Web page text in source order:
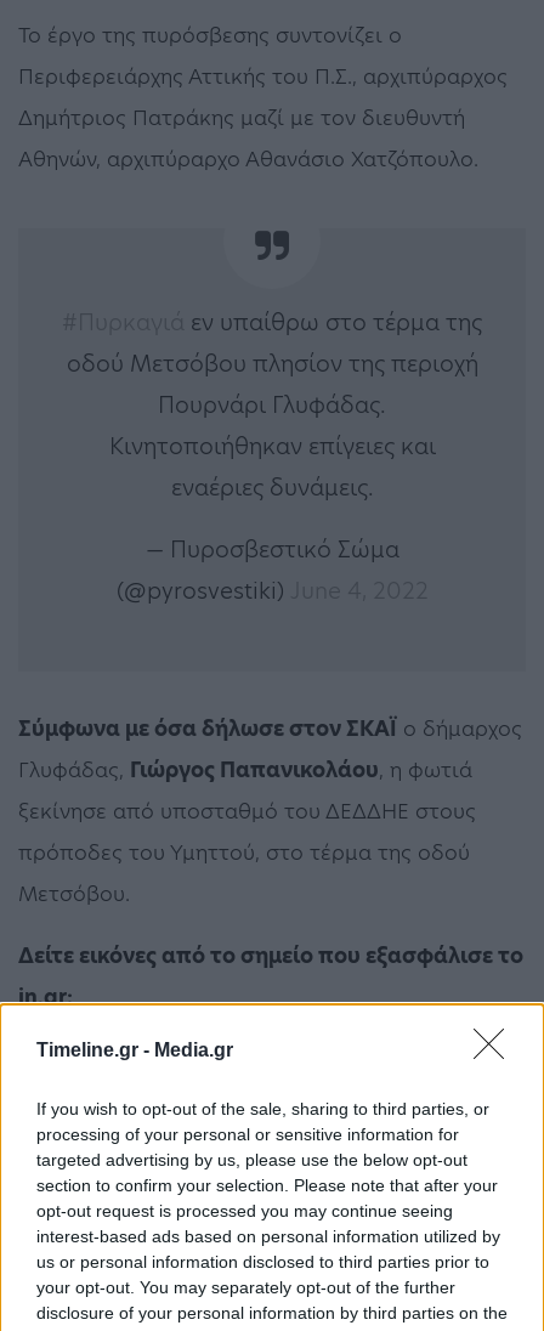
Timeline.gr - Media.gr
If you wish to opt-out of the sale, sharing to third parties, or
processing of your personal or sensitive information for
targeted advertising by us, please use the below opt-out
section to confirm your selection. Please note that after your
opt-out request is processed you may continue seeing
interest-based ads based on personal information utilized by
us or personal information disclosed to third parties prior to
your opt-out. You may separately opt-out of the further
disclosure of your personal information by third parties on the
Το έργο της πυρόσβεσης συντονίζει ο
Περιφερειάρχης Αττικής του Π.Σ., αρχιπύραρχος
Δημήτριος Πατράκης μαζί με τον διευθυντή
Αθηνών, αρχιπύραρχο Αθανάσιο Χατζόπουλο.
εν υπαίθρω στο τέρμα της
οδού Μετσόβου πλησίον της περιοχή
Πουρνάρι Γλυφάδας.
Κινητοποιήθηκαν επίγειες και
εναέριες δυνάμεις.
— Πυροσβεστικό Σώμα
(@pyrosvestiki)
Σύμφωνα με όσα δήλωσε στον ΣΚΑΪ ο δήμαρχος
Γλυφάδας, Γιώργος Παπανικολάου, η φωτιά
ξεκίνησε από υποσταθμό του ΔΕΔΔΗΕ στους
πρόποδες του Υμηττού, στο τέρμα της οδού
Μετσόβου.
Δείτε εικόνες από το σημείο που εξασφάλισε το
in.gr: